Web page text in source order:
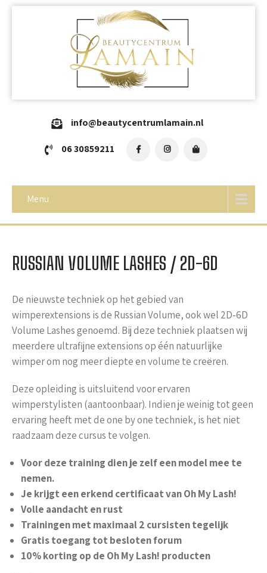
info@beautycentrumlamain.nl
06 30859211
Menu
RUSSIAN VOLUME LASHES / 2D-6D
De nieuwste techniek op het gebied van
wimperextensions is de Russian Volume, ook wel 2D-6D
Volume Lashes genoemd. Bij deze techniek plaatsen wij
meerdere ultrafijne extensions op één natuurlijke
wimper om nog meer diepte en volume te creëren.
Deze opleiding is uitsluitend voor ervaren
wimperstylisten (aantoonbaar). Indien je weinig tot geen
ervaring heeft met de one by one techniek, is het niet
raadzaam deze cursus te volgen.
Voor deze training dien je zelf een model mee te
nemen.
Je krijgt een erkend certificaat van Oh My Lash!
Volle aandacht en rust
Trainingen met maximaal 2 cursisten tegelijk
Gratis toegang tot besloten forum
10% korting op de Oh My Lash! producten